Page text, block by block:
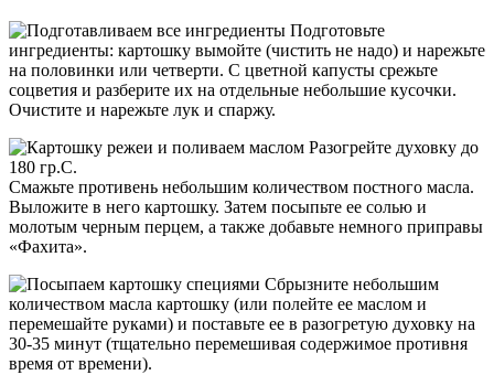
Подготовьте
ингредиенты: картошку вымойте (чистить не надо) и нарежьте
на половинки или четверти. С цветной капусты срежьте
соцветия и разберите их на отдельные небольшие кусочки.
Очистите и нарежьте лук и спаржу.
Разогрейте духовку до
180 гр.С.
Смажьте противень небольшим количеством постного масла.
Выложите в него картошку. Затем посыпьте ее солью и
молотым черным перцем, а также добавьте немного приправы
«Фахита».
Сбрызните небольшим
количеством масла картошку (или полейте ее маслом и
перемешайте руками) и поставьте ее в разогретую духовку на
30-35 минут (тщательно перемешивая содержимое противня
время от времени).